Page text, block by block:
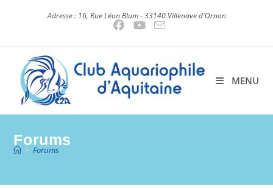
Adresse : 16, Rue Léon Blum - 33140 Villenave d'Ornon
MENU
Forums
> Forums